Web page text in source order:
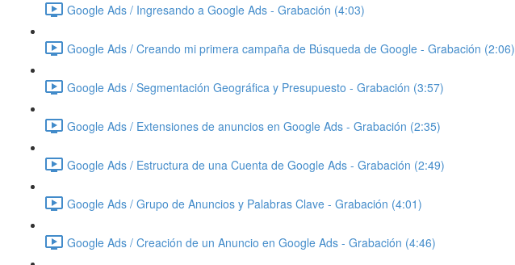
Google Ads / Ingresando a Google Ads - Grabación (4:03)
Google Ads / Creando mi primera campaña de Búsqueda de Google - Grabación (2:06)
Google Ads / Segmentación Geográfica y Presupuesto - Grabación (3:57)
Google Ads / Extensiones de anuncios en Google Ads - Grabación (2:35)
Google Ads / Estructura de una Cuenta de Google Ads - Grabación (2:49)
Google Ads / Grupo de Anuncios y Palabras Clave - Grabación (4:01)
Google Ads / Creación de un Anuncio en Google Ads - Grabación (4:46)